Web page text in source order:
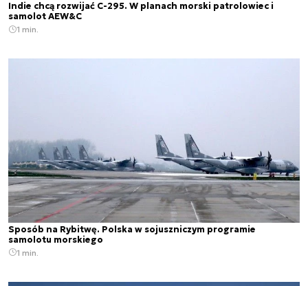
Indie chcą rozwijać C-295. W planach morski patrolowiec i
samolot AEW&C
1 min.
Sposób na Rybitwę. Polska w sojuszniczym programie
samolotu morskiego
1 min.